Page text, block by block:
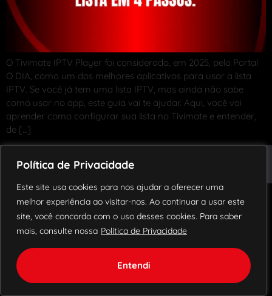
Política de Privacidade
Este site usa cookies para nos ajudar a oferecer uma
melhor experiência ao visitar-nos. Ao continuar a usar este
site, você concorda com o uso desses cookies. Para saber
mais, consulte nossa Política de Privacidade
Entendi
O Tivimate IPTV Player foi considerado, em 2025, pelo Portal
O DIA, como um dos melhores aplicativos para usar a lista
IPTV. Se você já tem uma lista IPTV, mas ainda não sabe
como usar no app, este guia vai te ajudar. Aqui, você vai
aprender como configurar sua lista no Tivimate e entender,
de […]
© 2018 – 2024 Todos os direitos reservados.
BlogPolítica de Privacidade